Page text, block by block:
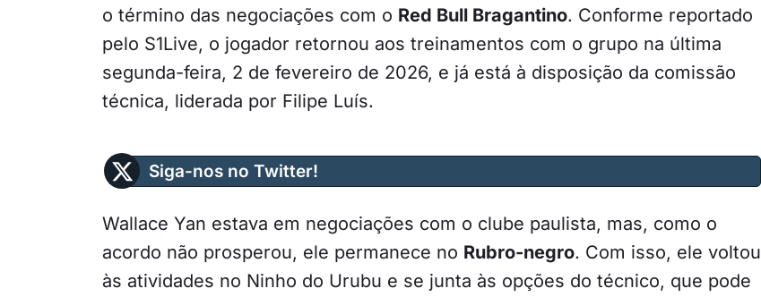
o término das negociações com o Red Bull Bragantino. Conforme reportado
pelo S1Live, o jogador retornou aos treinamentos com o grupo na última
segunda-feira, 2 de fevereiro de 2026, e já está à disposição da comissão
técnica, liderada por Filipe Luís.
Siga-nos no Twitter!
Wallace Yan estava em negociações com o clube paulista, mas, como o
acordo não prosperou, ele permanece no Rubro-negro. Com isso, ele voltou
às atividades no Ninho do Urubu e se junta às opções do técnico, que pode